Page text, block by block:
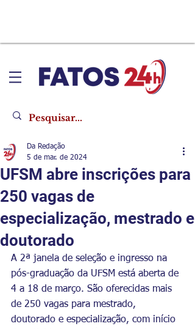
UFSM abre inscrições para
250 vagas de
especialização, mestrado e
doutorado
Da Redação
5 de mar. de 2024
A 2ª janela de seleção e ingresso na
pós-graduação da UFSM está aberta de
4 a 18 de março. São oferecidas mais
de 250 vagas para mestrado,
doutorado e especialização, com início